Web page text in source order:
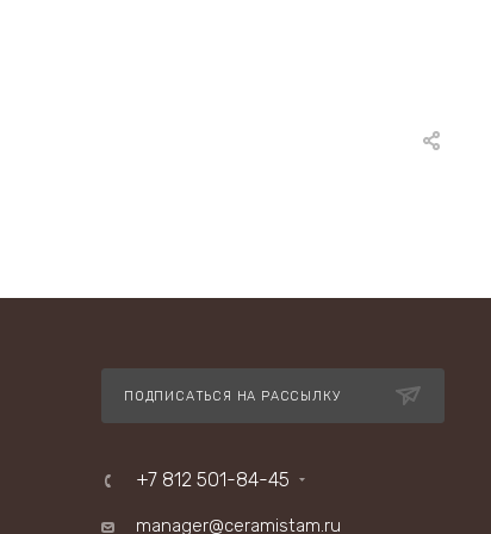
ПОДПИСАТЬСЯ НА РАССЫЛКУ
+7 812 501-84-45
manager@ceramistam.ru